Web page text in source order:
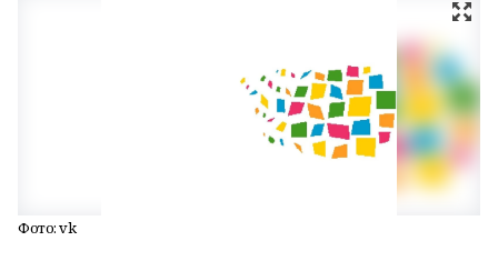
Фото: vk